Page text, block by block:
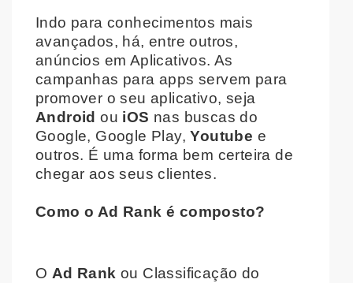
Indo para conhecimentos mais
avançados, há, entre outros,
anúncios em Aplicativos. As
campanhas para apps servem para
promover o seu aplicativo, seja
Android ou iOS nas buscas do
Google, Google Play,Youtube e
outros. É uma forma bem certeira de
chegar aos seus clientes.
Como o Ad Rank é composto?
O Ad Rank ou Classificação do